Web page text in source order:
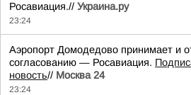
Росавиация.// Украина.ру
23:24
Аэропорт Домодедово принимает и
согласованию — Росавиация.
новость// Москва 24
23:24